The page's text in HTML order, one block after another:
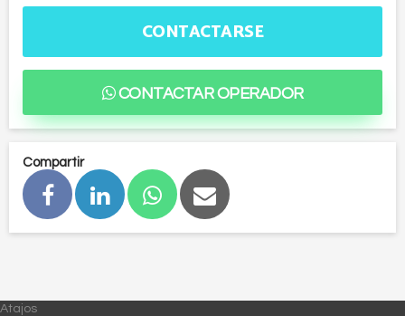
CONTACTARSE
CONTACTAR OPERADOR
Compartir
Atajos